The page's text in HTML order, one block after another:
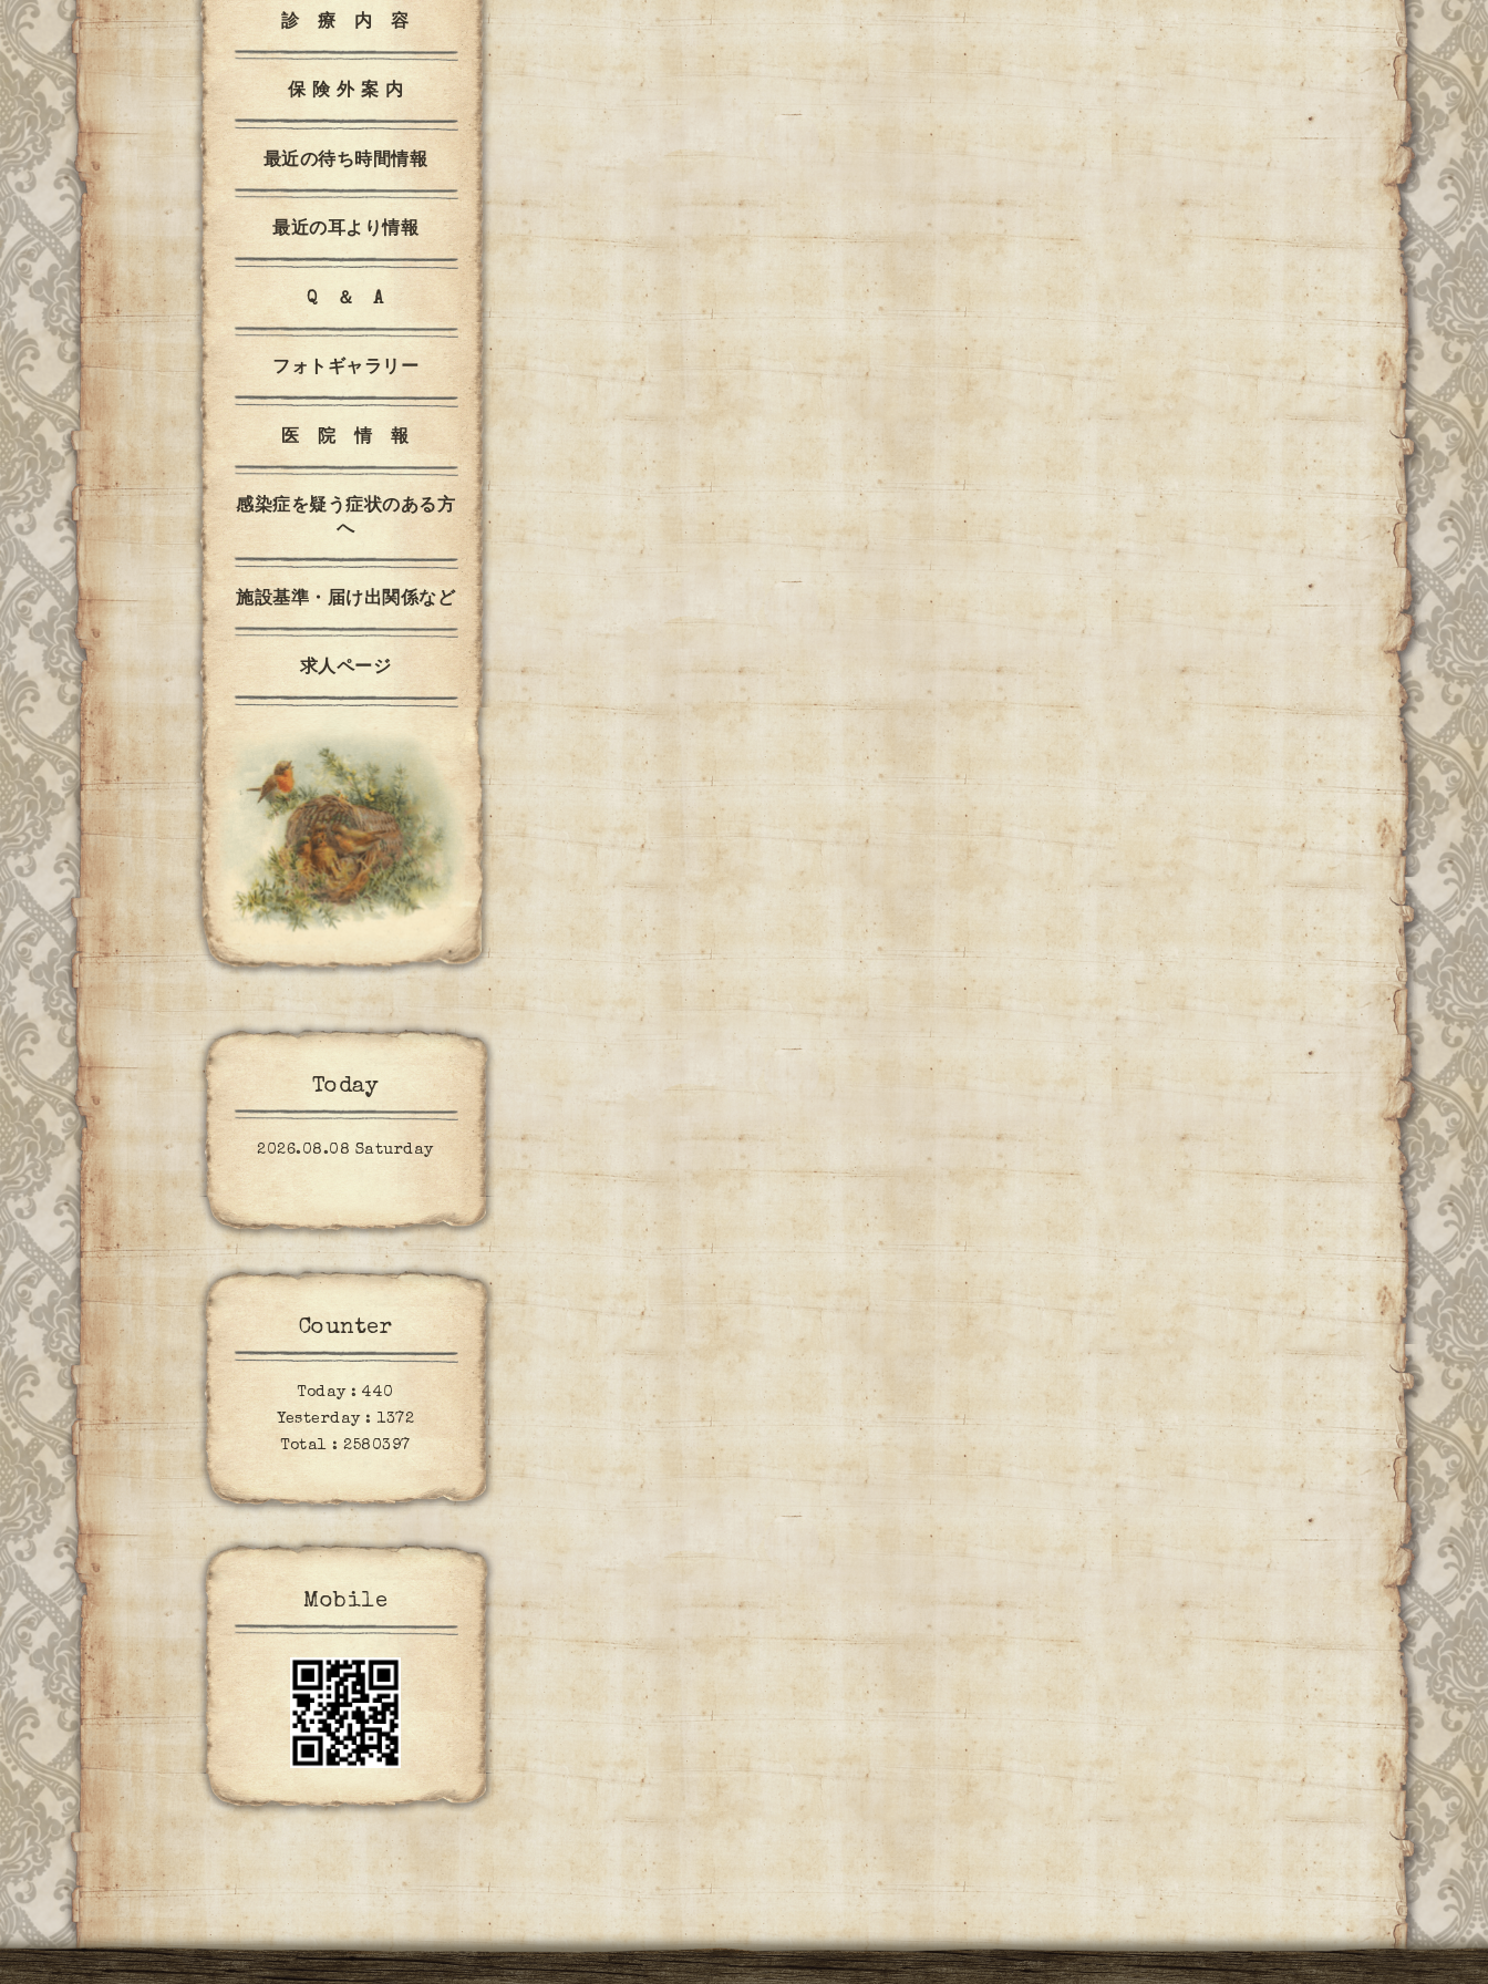
診 療 内 容
保 険 外 案 内
最近の待ち時間情報
最近の耳より情報
Q ＆ A
フォトギャラリー
医 院 情 報
感染症を疑う症状のある方
へ
施設基準・届け出関係など
求人ページ
Today
2026.08.08 Saturday
Counter
Today :440
Yesterday : 1372
Total :2580397
Mobile